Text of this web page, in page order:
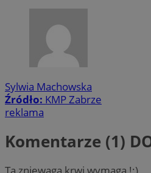
Sylwia Machowska
Źródło: KMP Zabrze
reklama
Komentarze (1)